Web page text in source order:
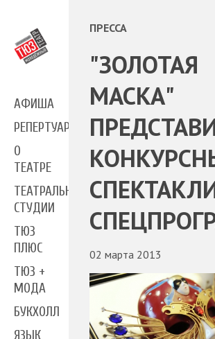
АФИША
РЕПЕРТУАР
О
ТЕАТРЕ
ТЕАТРАЛЬНЫЕ
СТУДИИ
ТЮЗ
ПЛЮС
ТЮЗ +
МОДА
БУКХОЛЛ
ЯЗЫК
ПРЕССА
"ЗОЛОТАЯ
МАСКА"
02 марта 2013